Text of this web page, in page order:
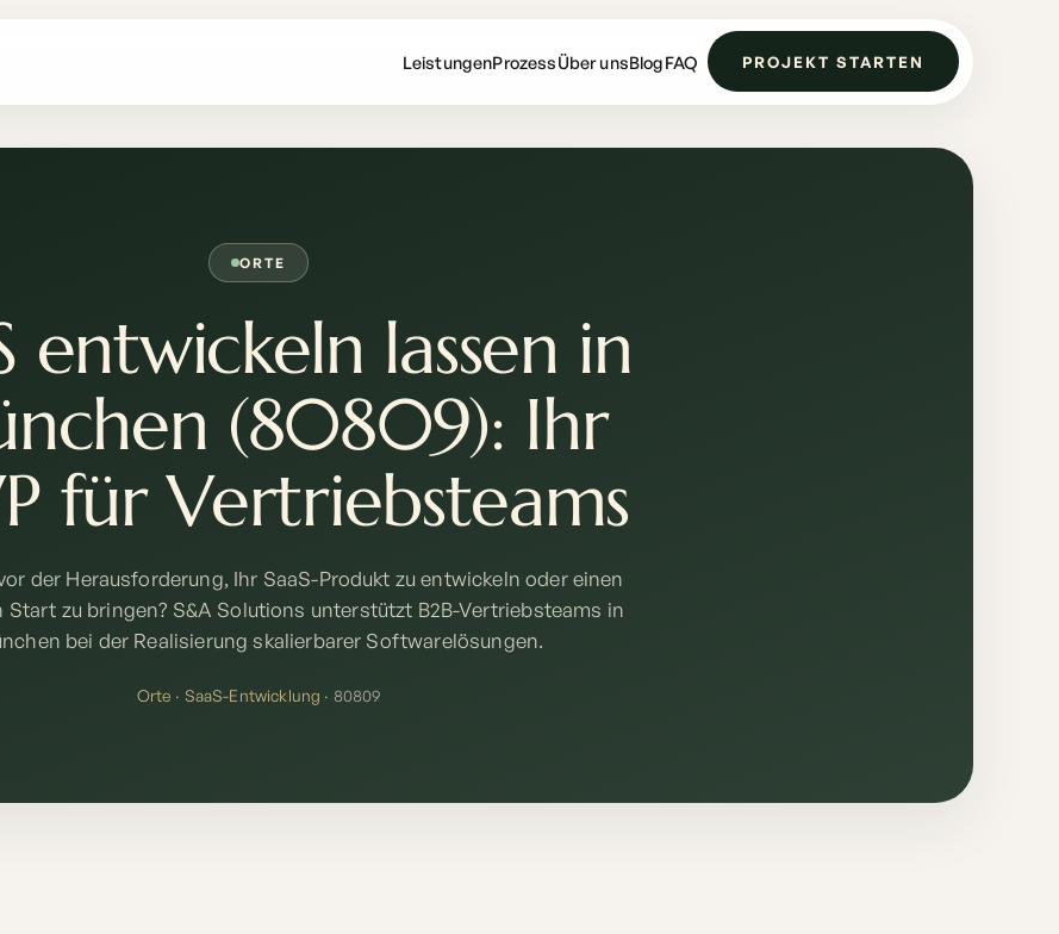
LeistungenProzessÜber unsBlogFAQ PROJEKT STARTEN
ORTE
entwickeln lassen in
(80809): Ihr
für Vertriebsteams
der Herausforderung, Ihr SaaS-Produkt zu entwickeln oder einen
Start zu bringen? S&A Solutions unterstützt B2B-Vertriebsteams in
bei der Realisierung skalierbarer Softwarelösungen.
Orte · SaaS-Entwicklung · 80809